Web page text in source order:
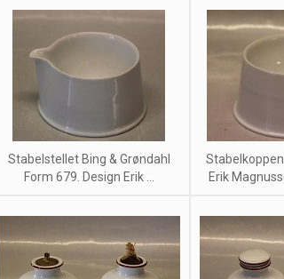
Stabelstellet Bing & Grøndahl
Form 679. Design Erik ...
Stabelkoppen
Erik